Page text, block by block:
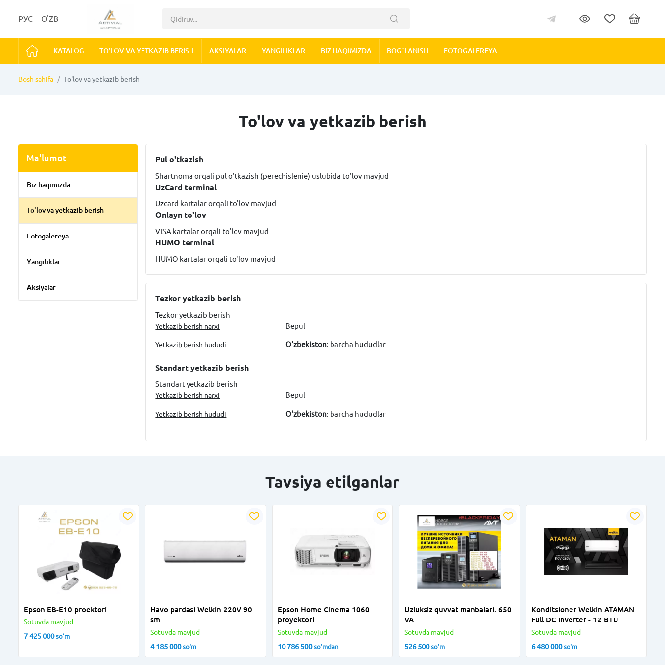
РУС O'ZB
KATALOG TO'LOV VA YETKAZIB BERISH AKSIYALAR YANGILIKLAR BIZ HAQIMIZDA BOG`LANISH FOTOGALEREYA
Bosh sahifa To'lov va yetkazib berish
To'lov va yetkazib berish
Ma'lumot
Biz haqimizda
To'lov va yetkazib berish
Fotogalereya
Yangiliklar
Aksiyalar
Pul o'tkazish
Shartnoma orqali pul o'tkazish (perechislenie) uslubida to'lov mavjud
UzCard terminal
Uzcard kartalar orqali to'lov mavjud
Onlayn to'lov
VISA kartalar orqali to'lov mavjud
HUMO terminal
HUMO kartalar orqali to'lov mavjud
Tezkor yetkazib berish
Tezkor yetkazib berish
Yetkazib berish narxi Bepul
Yetkazib berish hududi O'zbekiston: barcha hududlar
Standart yetkazib berish
Standart yetkazib berish
Yetkazib berish narxi Bepul
Yetkazib berish hududi O'zbekiston: barcha hududlar
Tavsiya etilganlar
Epson EB-E10 proektori
Sotuvda mavjud
7 425 000so'm
Havo pardasi Welkin 220V 90
sm
Sotuvda mavjud
4 185 000so'm
Epson Home Cinema 1060
proyektori
Sotuvda mavjud
10 786 500so'mdan
Uzluksiz quvvat manbalari. 650
VA
Sotuvda mavjud
526 500so'm
Konditsioner Welkin ATAMAN
Full DС Inverter - 12 BTU
Sotuvda mavjud
6 480 000so'm